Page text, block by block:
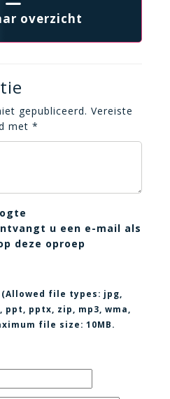
overzicht
gepubliceerd. Vereiste
met *
u een e-mail als
deze oproep
(Allowed file types: jpg,
pptx, zip, mp3, wma,
file size: 10MB.